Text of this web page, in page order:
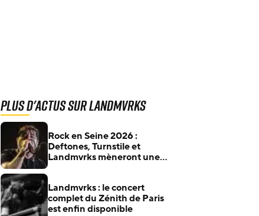
Plus d'actus sur Landmvrks
Rock en Seine 2026 :
Deftones, Turnstile et
Landmvrks mèneront une
Landmvrks : le concert
complet du Zénith de Paris
est enfin disponible